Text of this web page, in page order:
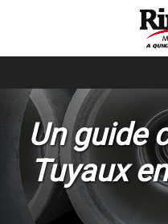
Un guide
Tuyaux